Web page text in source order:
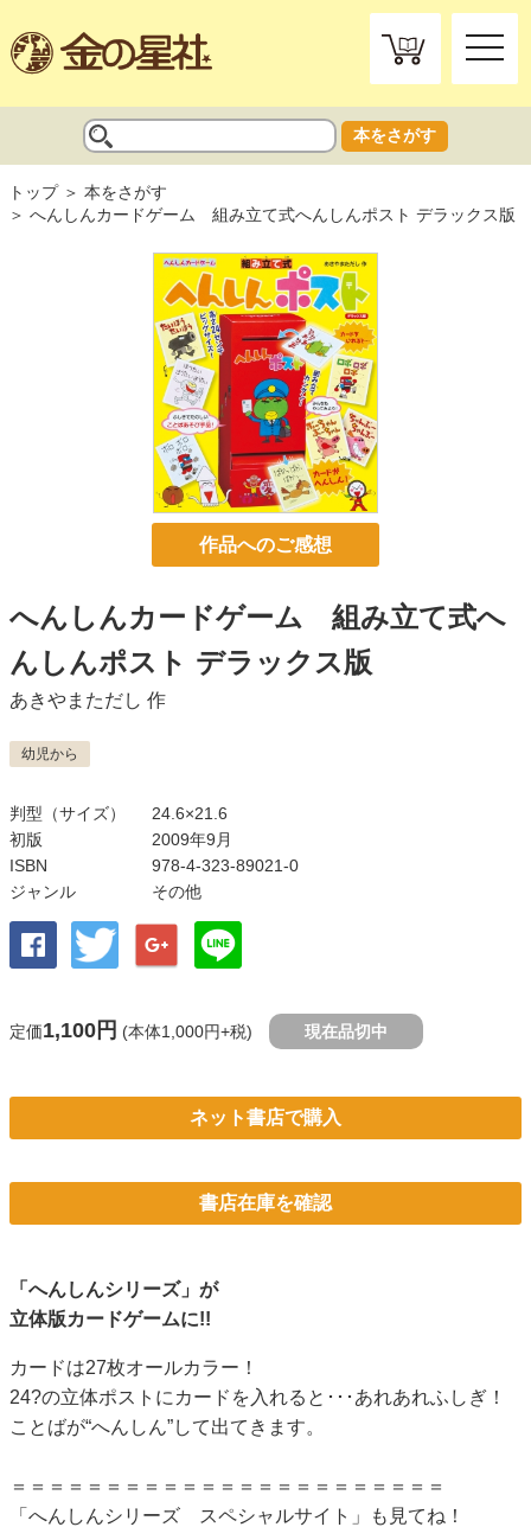
toggle
本をさがす
トップ
本をさがす
へんしんカードゲーム 組み立て式へんしんポスト デラックス版
作品へのご感想
へんしんカードゲーム 組み立て式へ
んしんポスト デラックス版
あきやまただし 作
幼児から
判型（サイズ）
24.6×21.6
初版
2009年9月
ISBN
978-4-323-89021-0
ジャンル
その他
定価1,100円 (本体1,000円+税) 現在品切中
ネット書店で購入
書店在庫を確認
「へんしんシリーズ」が
立体版カードゲームに!!
カードは27枚オールカラー！
24?の立体ポストにカードを入れると･･･あれあれふしぎ！
ことばが“へんしん”して出てきます。
＝＝＝＝＝＝＝＝＝＝＝＝＝＝＝＝＝＝＝＝＝＝＝
「へんしんシリーズ スペシャルサイト」
も見てね！